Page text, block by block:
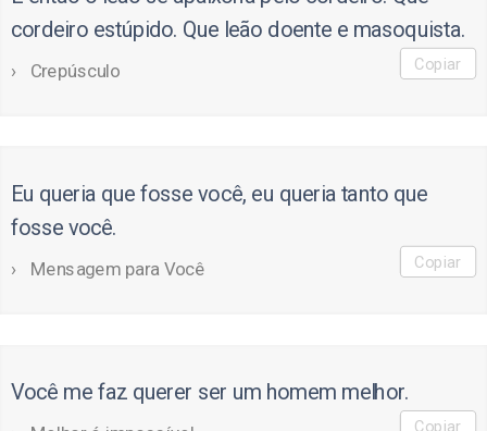
cordeiro estúpido. Que leão doente e masoquista.
Crepúsculo Copiar
Eu queria que fosse você, eu queria tanto que
fosse você.
Mensagem para Você Copiar
Você me faz querer ser um homem melhor.
Copiar